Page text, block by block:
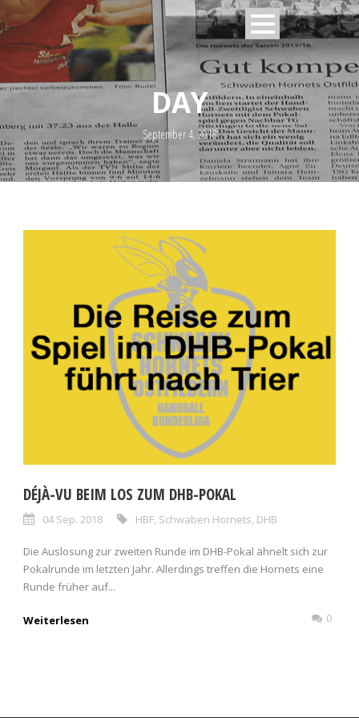
DAY
September 4, 2018
DÉJÀ-VU BEIM LOS ZUM DHB-POKAL
04 Sep. 2018 HBF Schwaben Hornets DHB
Die Auslosung zur zweiten Runde im DHB-Pokal ähnelt sich zur
Pokalrunde im letzten Jahr. Allerdings treffen die Hornets eine
Runde früher auf...
Weiterlesen 0